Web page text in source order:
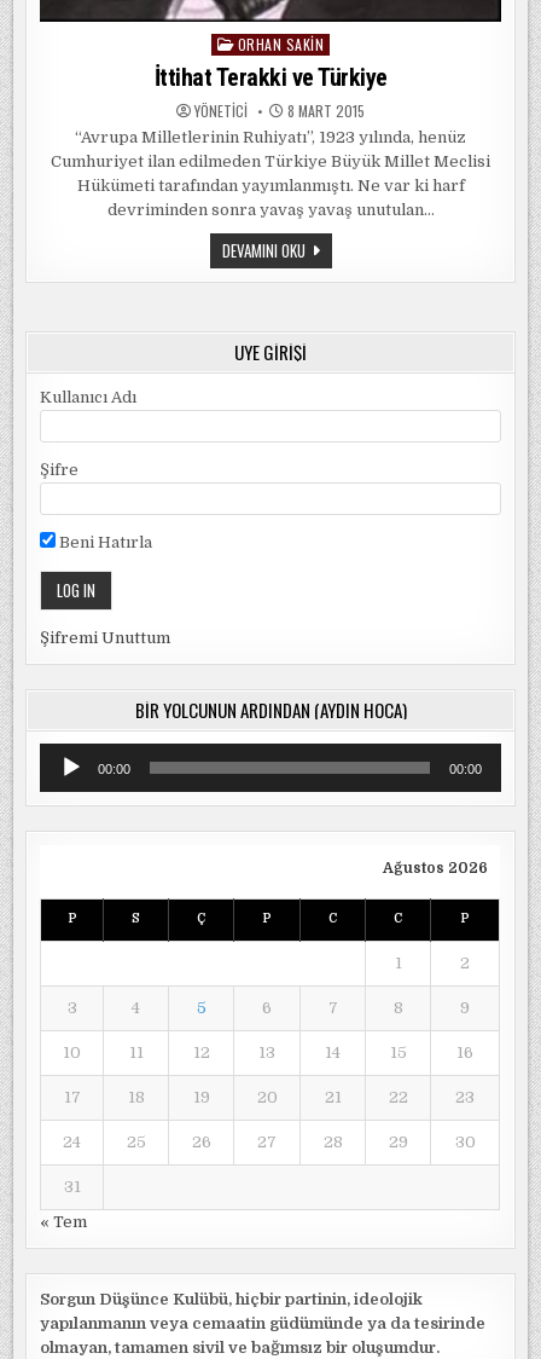
Posted
in
ORHAN SAKIN
İttihat Terakki ve Türkiye
YÖNETICI 8 MART 2015
“Avrupa Milletlerinin Ruhiyatı”, 1923 yılında, henüz
Cumhuriyet ilan edilmeden Türkiye Büyük Millet Meclisi
Hükümeti tarafından yayımlanmıştı. Ne var ki harf
devriminden sonra yavaş yavaş unutulan…
DEVAMINI OKUİTTIHAT
TERAKKI
VE
ÜYE GIRIŞI
Kullanıcı Adı
Şifre
Beni Hatırla
Şifremi Unuttum
BIR YOLCUNUN ARDINDAN (AYDIN HOCA)
Ses
oynatıcı00:00 00:00
Ağustos 2026
P S Ç P C C P
1 2
3 4 5 6 7 8 9
10 11 12 13 14 15 16
17 18 19 20 21 22 23
24 25 26 27 28 29 30
31
« Tem
Sorgun Düşünce Kulübü, hiçbir partinin, ideolojik
yapılanmanın veya cemaatin güdümünde ya da tesirinde
olmayan, tamamen sivil ve bağımsız bir oluşumdur.